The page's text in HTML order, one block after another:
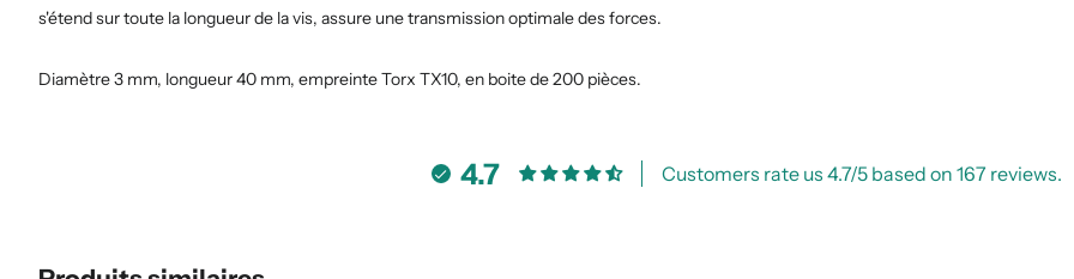
s'étend sur toute la longueur de la vis, assure une transmission optimale des forces.
Diamètre 3 mm, longueur 40 mm, empreinte Torx TX10, en boite de 200 pièces.
4.7 Customers rate us 4.7/5 based on 167 reviews.